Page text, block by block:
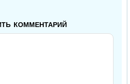
комментарий